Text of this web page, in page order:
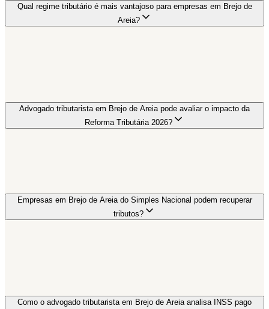
Qual regime tributário é mais vantajoso para empresas em Brejo de
Areia?
Advogado tributarista em Brejo de Areia pode avaliar o impacto da
Reforma Tributária 2026?
Empresas em Brejo de Areia do Simples Nacional podem recuperar
tributos?
Como o advogado tributarista em Brejo de Areia analisa INSS pago